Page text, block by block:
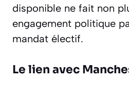
disponible ne fait non
engagement politique
mandat électif.
Le lien avec